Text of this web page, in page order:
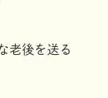
老後を送る